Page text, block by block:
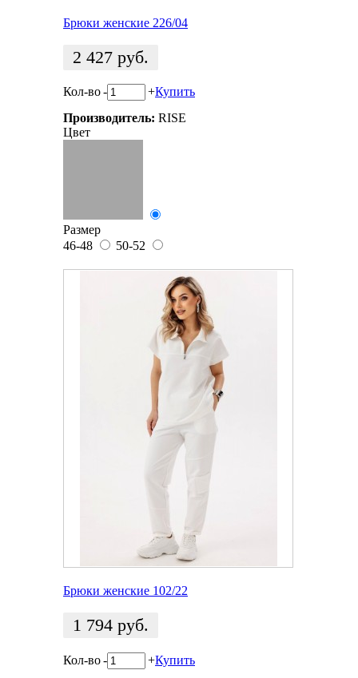
Брюки женские 226/04
2 427 руб.
Кол-во- +Купить
Производитель: RISE
Цвет
Размер
46-48
50-52
Брюки женские 102/22
1 794 руб.
Кол-во- +Купить